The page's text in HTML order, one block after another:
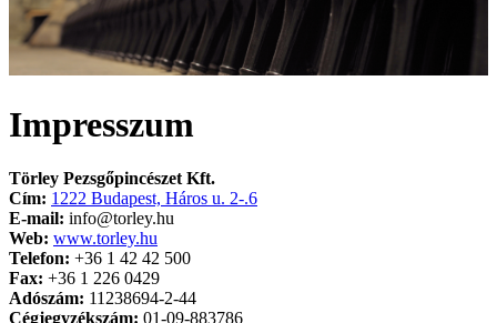
Impresszum
Törley Pezsgőpincészet Kft.
Cím: 1222 Budapest, Háros u. 2-.6
E-mail: info@torley.hu
Web: www.torley.hu
Telefon: +36 1 42 42 500
Fax: +36 1 226 0429
Adószám: 11238694-2-44
Cégjegyzékszám: 01-09-883786